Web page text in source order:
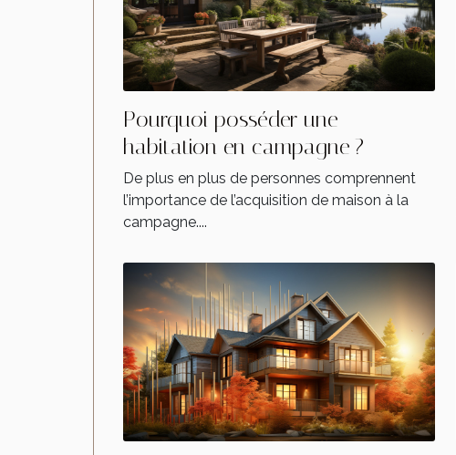
Pourquoi posséder une
habitation en campagne ?
De plus en plus de personnes comprennent
l’importance de l’acquisition de maison à la
campagne....